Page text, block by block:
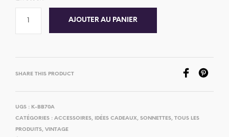
AJOUTER AU PANIER
SHARE THIS PRODUCT
UGS : K-BB70A
CATÉGORIES : ACCESSOIRES, IDÉES CADEAUX, SONNETTES, TOUS LES
PRODUITS, VINTAGE